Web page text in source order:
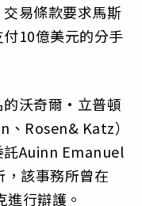
易條款要求馬斯
10億美元的分手
的沃奇爾·立普頓
Rosen& Katz）
託Auinn Emanuel
該事務所曾在
行辯護。